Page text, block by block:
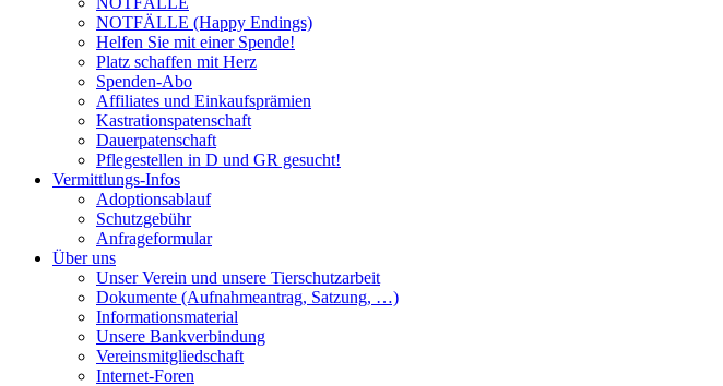
NOTFÄLLE (Happy Endings)
Helfen Sie mit einer Spende!
Platz schaffen mit Herz
Spenden-Abo
Affiliates und Einkaufsprämien
Kastrationspatenschaft
Dauerpatenschaft
Pflegestellen in D und GR gesucht!
Vermittlungs-Infos
Adoptionsablauf
Schutzgebühr
Anfrageformular
Über uns
Unser Verein und unsere Tierschutzarbeit
Dokumente (Aufnahmeantrag, Satzung, …)
Informationsmaterial
Unsere Bankverbindung
Vereinsmitgliedschaft
Internet-Foren